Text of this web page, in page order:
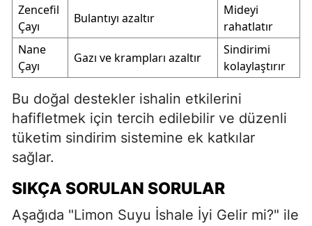
Zencefil
Çayı
Bulantıyı azaltır
Mideyi
rahatlatır
Nane
Çayı
Gazı ve krampları azaltır
Sindirimi
kolaylaştırır
Bu doğal destekler ishalin etkilerini
hafifletmek için tercih edilebilir ve düzenli
tüketim sindirim sistemine ek katkılar
sağlar.
SIKÇA SORULAN SORULAR
Aşağıda "Limon Suyu İshale İyi Gelir mi?" ile